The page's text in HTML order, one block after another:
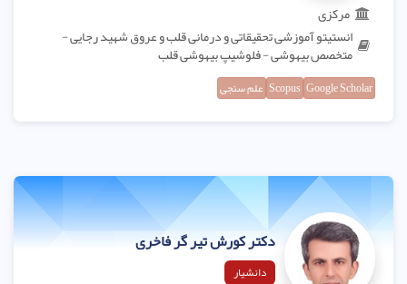
مرکزی
انستیتو آموزشی تحقیقاتی و درمانی قلب و عروق شهید رجایی -
متخصص بیهوشی - فلوشیپ بیهوشی قلب
Google Scholar
Scopus علم سنجی
دکتر کورش تیر گر فاخری
دانشیار